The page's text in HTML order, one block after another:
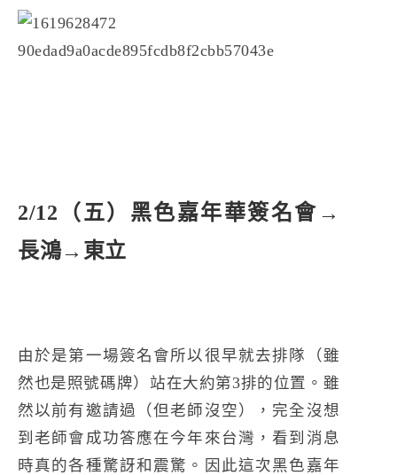
2/12（五）黑色嘉年華簽名會→
長鴻→東立
由於是第一場簽名會所以很早就去排隊（雖
然也是照號碼牌）站在大約第3排的位置。雖
然以前有邀請過（但老師沒空），完全沒想
到老師會成功答應在今年來台灣，看到消息
時真的各種驚訝和震驚。因此這次黑色嘉年